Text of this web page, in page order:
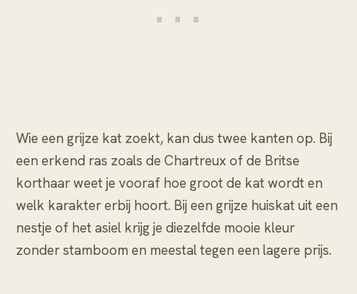
Wie een grijze kat zoekt, kan dus twee kanten op. Bij
een erkend ras zoals de Chartreux of de Britse
korthaar weet je vooraf hoe groot de kat wordt en
welk karakter erbij hoort. Bij een grijze huiskat uit een
nestje of het asiel krijg je diezelfde mooie kleur
zonder stamboom en meestal tegen een lagere prijs.